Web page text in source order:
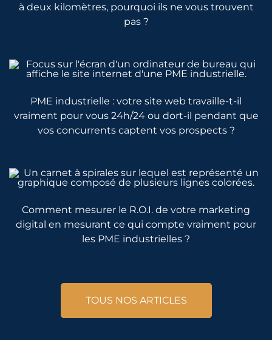
à deux kilomètres, pourquoi ils ne vous trouvent
pas ?
PME industrielle : votre site web travaille-t-il
vraiment pour vous 24h/24 ou dort-il pendant que
vos concurrents captent vos prospects ?
Comment mesurer le R.O.I. de votre marketing
digital en mesurant ce qui compte vraiment pour
les PME industrielles ?
TOUS NOS ARTICLES